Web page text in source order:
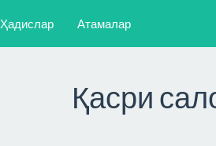
Ҳадислар Атамалар
Қасри